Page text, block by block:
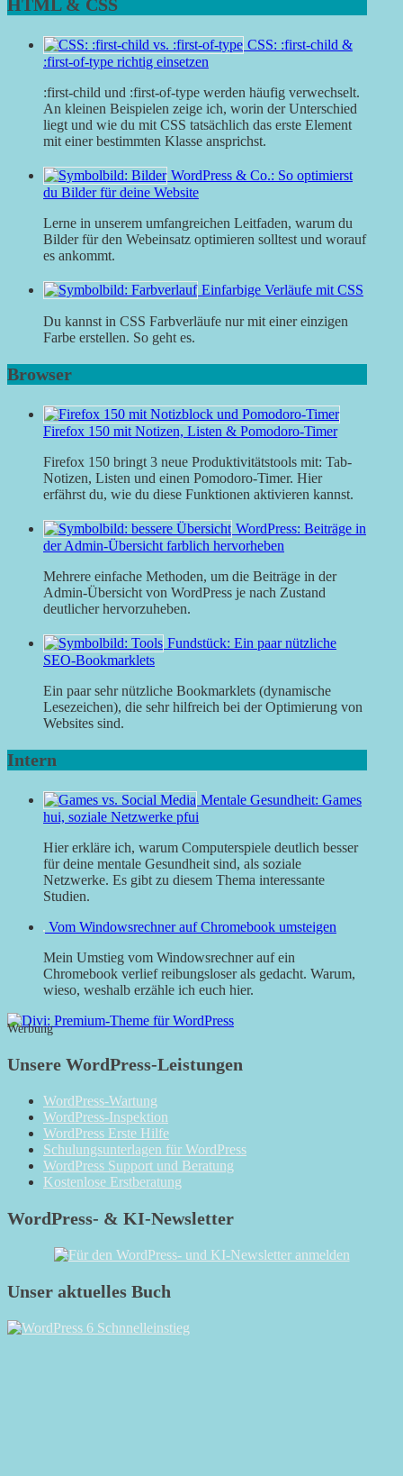
HTML & CSS
CSS: :first-child &
:first-of-type richtig einsetzen
:first-child und :first-of-type werden häufig verwechselt.
An kleinen Beispielen zeige ich, worin der Unterschied
liegt und wie du mit CSS tatsächlich das erste Element
mit einer bestimmten Klasse ansprichst.
WordPress & Co.: So optimierst
du Bilder für deine Website
Lerne in unserem umfangreichen Leitfaden, warum du
Bilder für den Webeinsatz optimieren solltest und worauf
es ankommt.
Einfarbige Verläufe mit CSS
Du kannst in CSS Farbverläufe nur mit einer einzigen
Farbe erstellen. So geht es.
Browser
Firefox 150 mit Notizen, Listen & Pomodoro-Timer
Firefox 150 bringt 3 neue Produktivitätstools mit: Tab-
Notizen, Listen und einen Pomodoro-Timer. Hier
erfährst du, wie du diese Funktionen aktivieren kannst.
WordPress: Beiträge in
der Admin-Übersicht farblich hervorheben
Mehrere einfache Methoden, um die Beiträge in der
Admin-Übersicht von WordPress je nach Zustand
deutlicher hervorzuheben.
Fundstück: Ein paar nützliche
SEO-Bookmarklets
Ein paar sehr nützliche Bookmarklets (dynamische
Lesezeichen), die sehr hilfreich bei der Optimierung von
Websites sind.
Intern
Mentale Gesundheit: Games
hui, soziale Netzwerke pfui
Hier erkläre ich, warum Computerspiele deutlich besser
für deine mentale Gesundheit sind, als soziale
Netzwerke. Es gibt zu diesem Thema interessante
Studien.
Vom Windowsrechner auf Chromebook umsteigen
Mein Umstieg vom Windowsrechner auf ein
Chromebook verlief reibungsloser als gedacht. Warum,
wieso, weshalb erzähle ich euch hier.
Werbung
Unsere WordPress-Leistungen
WordPress-Wartung
WordPress-Inspektion
WordPress Erste Hilfe
Schulungsunterlagen für WordPress
WordPress Support und Beratung
Kostenlose Erstberatung
WordPress- & KI-Newsletter
Unser aktuelles Buch